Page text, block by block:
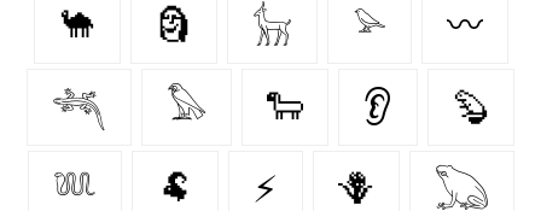
🐪 🗿 𓃴 𓅫 〰️
𓆈 𓅃 🐑 👂 🦫
𓆚 🐏 ⚡ 🪻 𓆏